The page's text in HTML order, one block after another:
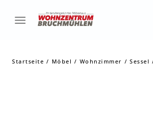
Startseite Möbel Wohnzimmer Sessel